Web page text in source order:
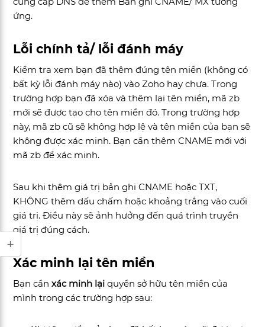
ứng.
Lỗi chính tả/ lỗi đánh máy
Kiểm tra xem bạn đã thêm đúng tên miền (không có
bất kỳ lỗi đánh máy nào) vào Zoho hay chưa. Trong
trường hợp bạn đã xóa và thêm lại tên miền, mã zb
mới sẽ được tạo cho tên miền đó. Trong trường hợp
này, mã zb cũ sẽ không hợp lệ và tên miền của bạn sẽ
không được xác minh. Bạn cần thêm CNAME mới với
mã zb để xác minh.
Sau khi thêm giá trị bản ghi CNAME hoặc TXT,
KHÔNG thêm dấu chấm hoặc khoảng trắng vào cuối
giá trị. Điều này sẽ ảnh hưởng đến quá trình truyền
giá trị đúng cách.
Xác minh lại tên miền
Bạn cầnxác minh lại quyền sở hữu tên miền của
mình trong các trường hợp sau: